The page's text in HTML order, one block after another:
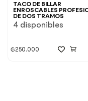
TACO DE BILLAR
ENROSCABLES
DE DOS TRAMOS
4 disponibles
₲250.000